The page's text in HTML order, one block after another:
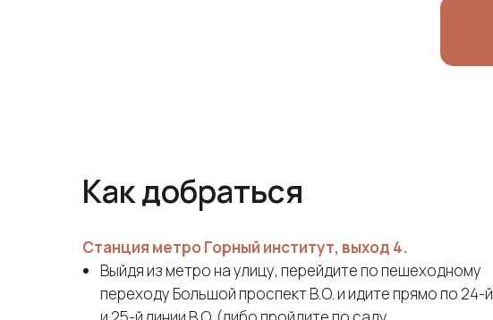
Как добраться
Станция метро Горный институт, выход 4.
Выйдя из метро на улицу, перейдите по пешеходному
переходу Большой проспект В.О. и идите прямо по 24-й